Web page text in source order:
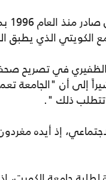
الكويتي الذي يطبق
الظفيري في تصريح
إلى أن "الجامعة
تتطلب ذلك ".
إذ أيده